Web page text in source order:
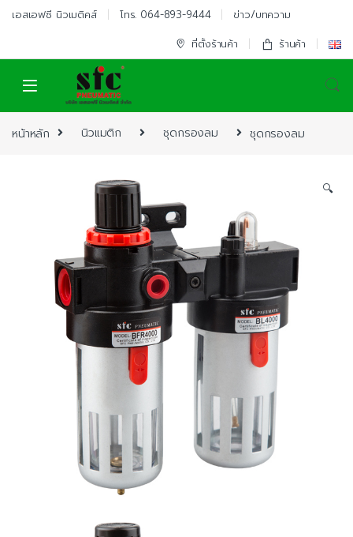
Skip to navigation
Skip to content
เอสเอฟซี นิวเมติคส์ โทร. 064-893-9444
ข่าว/บทความ
ที่ตั้งร้านค้า
ร้านค้า
หน้าหลัก นิวแมติก ชุดกรองลม ชุดกรองลม
🔍